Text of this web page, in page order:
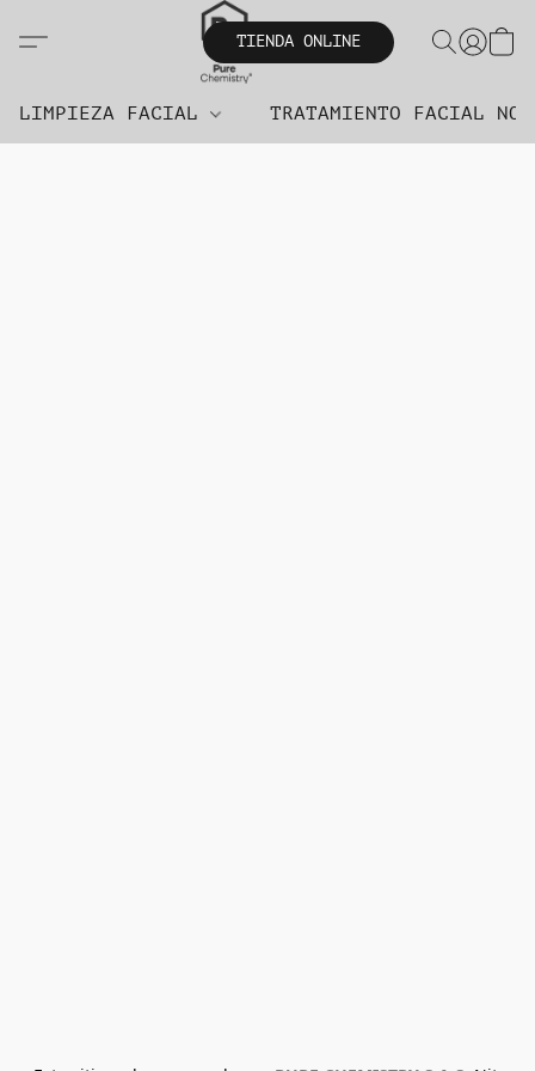
TIENDA ONLINE
LIMPIEZA FACIAL TRATAMIENTO FACIAL